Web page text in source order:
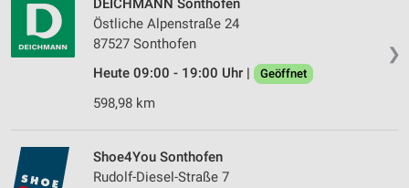
❯
DEICHMANN Sonthofen
Östliche Alpenstraße 24
87527 Sonthofen
Heute 09:00 - 19:00 Uhr |
Geöffnet
598,98 km
Shoe4You Sonthofen
Rudolf-Diesel-Straße 7